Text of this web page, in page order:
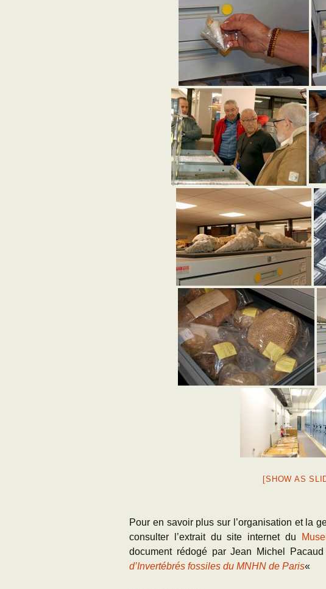
[SHOW AS
Pour en savoir plus sur l’organisation et la
consulter l’extrait du site internet du
document rédogé par Jean Michel
d’Invertébrés fossiles du MNHN de Paris«